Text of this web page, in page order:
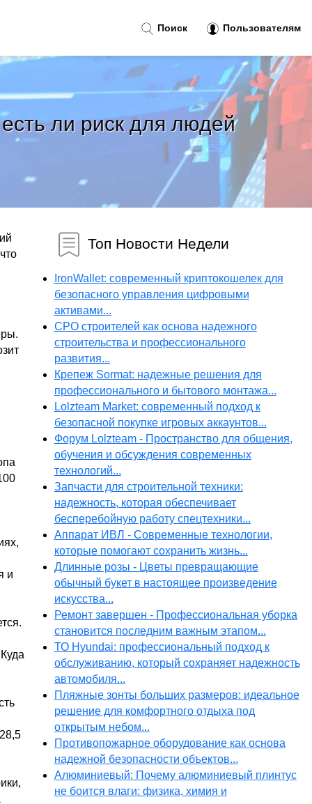
ли риск для людей
и
Топ Новости Недели
IronWallet: современный криптокошелек для
безопасного управления цифровыми
активами...
СРО строителей как основа надежного
строительства и профессионального
развития...
Крепеж Sormat: надежные решения для
профессионального и бытового монтажа...
Lolzteam Market: современный подход к
безопасной покупке игровых аккаунтов...
Форум Lolzteam - Пространство для общения,
обучения и обсуждения современных
технологий...
Запчасти для строительной техники:
надежность, которая обеспечивает
бесперебойную работу спецтехники...
Аппарат ИВЛ - Современные технологии,
которые помогают сохранить жизнь...
Длинные розы - Цветы превращающие
обычный букет в настоящее произведение
искусства...
Ремонт завершен - Профессиональная уборка
становится последним важным этапом...
ТО Hyundai: профессиональный подход к
обслуживанию, который сохраняет надежность
автомобиля...
Пляжные зонты больших размеров: идеальное
решение для комфортного отдыха под
открытым небом...
Противопожарное оборудование как основа
надежной безопасности объектов...
Алюминиевый: Почему алюминиевый плинтус
не боится влаги: физика, химия и
Поиск Пользователям